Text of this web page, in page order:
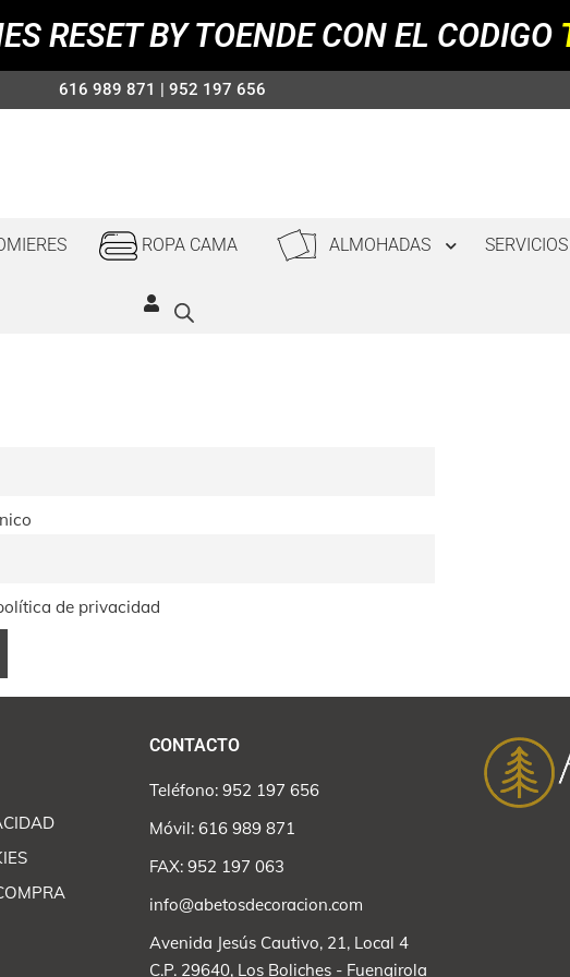
RESET BY TOENDE CON EL CODIGO
616 989 871 | 952 197 656
ROPA CAMA ALMOHADAS SERVICIOS
de privacidad
CONTACTO
Teléfono: 952 197 656
Móvil: 616 989 871
FAX: 952 197 063
info@abetosdecoracion.com
Avenida Jesús Cautivo, 21, Local 4
C.P. 29640, Los Boliches - Fuengirola